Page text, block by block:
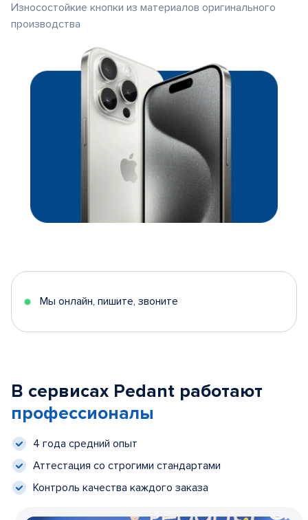
Износостойкие кнопки из материалов оригинального
производства
Мы онлайн, пишите, звоните
В сервисах Pedant работают
профессионалы
4 года средний опыт
Аттестация со строгими стандартами
Контроль качества каждого заказа